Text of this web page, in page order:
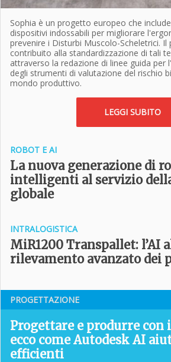
Sophia è un progetto europeo che
dispositivi indossabili per migliorare
prevenire i Disturbi Muscolo-Scheletrici. Il
contribuito alla standardizzazione di tali
attraverso la redazione di linee guida per
degli strumenti di valutazione del rischio
mondo produttivo.
LEGGI SUBITO
ROBOT E AI
La nuova generazione di
intelligenti al servizio
globale
INTRALOGISTICA
MiR1200 Transpallet: l’AI
rilevamento avanzato dei
PROGETTAZIONE
Progettare e produrre con
ecco come Autodesk AI
efficienti